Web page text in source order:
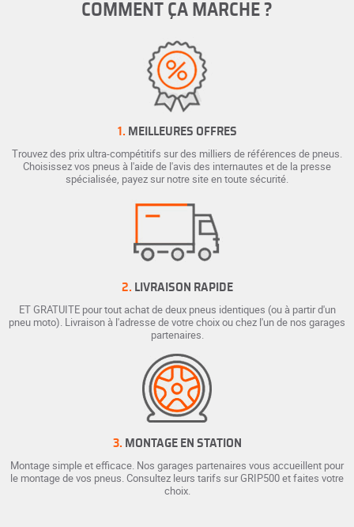
COMMENT ÇA MARCHE ?
1. MEILLEURES OFFRES
Trouvez des prix ultra-compétitifs sur des milliers de références de pneus.
Choisissez vos pneus à l'aide de l'avis des internautes et de la presse
spécialisée, payez sur notre site en toute sécurité.
2. LIVRAISON RAPIDE
ET GRATUITE pour tout achat de deux pneus identiques (ou à partir d'un
pneu moto). Livraison à l'adresse de votre choix ou chez l'un de nos garages
partenaires.
3. MONTAGE EN STATION
Montage simple et efficace. Nos garages partenaires vous accueillent pour
le montage de vos pneus. Consultez leurs tarifs sur GRIP500 et faites votre
choix.